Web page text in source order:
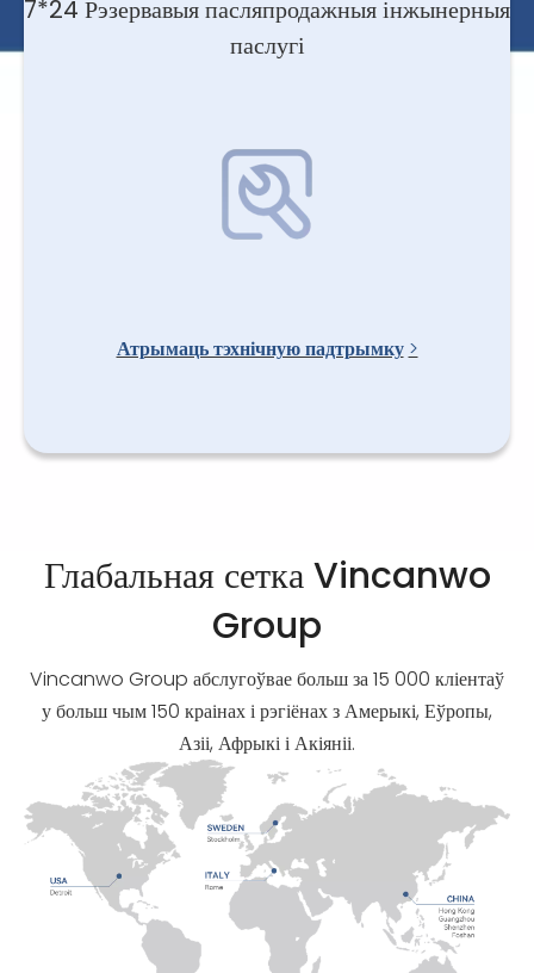
7*24 Рэзервавыя пасляпродажныя інжынерныя
паслугі
Атрымаць тэхнічную падтрымку >
Глабальная сетка Vincanwo
Group
Vincanwo Group абслугоўвае больш за 15 000 кліентаў
у больш чым 150 краінах і рэгіёнах з Амерыкі, Еўропы,
Азіі, Афрыкі і Акіяніі.